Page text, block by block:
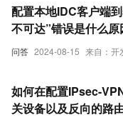
问答 2024-08-15 来自：开
配置本地IDC客户端
不可达”错误是什么原
如何在配置IPsec-
关设备以及反向的路